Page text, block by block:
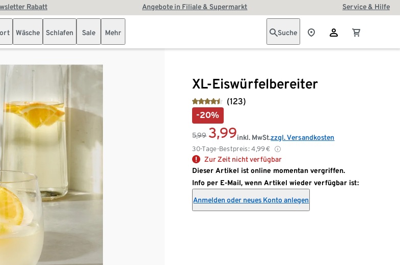
Rabatt Angebote in Filiale & Supermarkt Service & Hilfe
Wäsche Schlafen Sale Mehr Suche
XL-Eiswürfelbereiter
(123)
-20%
5,99 3,99
30-Tage-Bestpreis: 4,99€
inkl. MwSt.zzgl. Versandkosten
Zur Zeit nicht verfügbar
Dieser Artikel ist online momentan vergriffen.
Info per E-Mail, wenn Artikel wieder verfügbar ist:
Anmelden oder neues Konto anlegen